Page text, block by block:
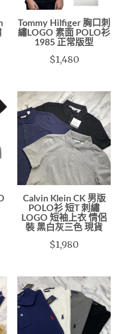
Tommy Hilfiger 胸口刺
繡LOGO 素面 POLO衫
1985 正常版型
$1,480
Calvin Klein CK 男版
POLO衫 短T 刺繡
LOGO 短袖上衣 情侶
裝 黑白灰三色 現貨
$1,980